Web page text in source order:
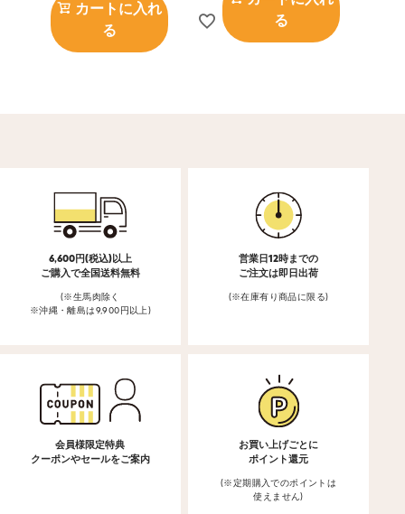
カートに入れ
る
る
6,600円(税込)以上
ご購入で全国送料無料
(※生馬肉除く
※沖縄・離島は9,900円以上)
営業日12時までの
ご注文は即日出荷
(※在庫有り商品に限る)
会員様限定特典
クーポンやセールをご案内
お買い上げごとに
ポイント還元
(※定期購入でのポイントは
使えません)